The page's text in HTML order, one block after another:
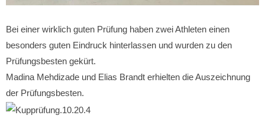
Bei einer wirklich guten Prüfung haben zwei Athleten einen
besonders guten Eindruck hinterlassen und wurden zu den
Prüfungsbesten gekürt.
Madina Mehdizade und Elias Brandt erhielten die Auszeichnung
der Prüfungsbesten.